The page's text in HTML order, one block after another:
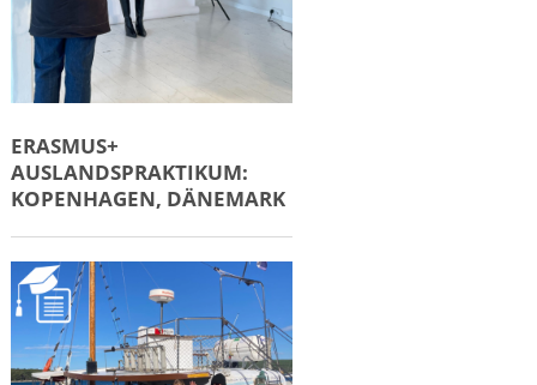
ERASMUS+
AUSLANDSPRAKTIKUM:
KOPENHAGEN, DÄNEMARK